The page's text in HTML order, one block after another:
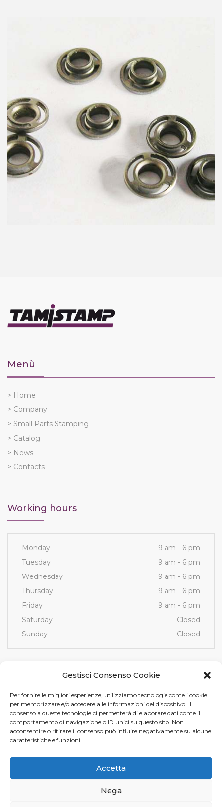
Gestisci Consenso Cookie
Per fornire le migliori esperienze, utilizziamo tecnologie come i cookie
per memorizzare e/o accedere alle informazioni del dispositivo. Il
consenso a queste tecnologie ci permetterà di elaborare dati come il
comportamento di navigazione o ID unici su questo sito. Non
acconsentire o ritirare il consenso può influire negativamente su alcune
caratteristiche e funzioni.
Accetta
Nega
Menù
> Home
> Company
> Small Parts Stamping
> Catalog
> News
> Contacts
Working hours
Monday
9 am - 6 pm
Tuesday
9 am - 6 pm
Wednesday
9 am - 6 pm
Thursday
9 am - 6 pm
Friday
9 am - 6 pm
Saturday
Closed
Sunday
Closed
Via Fornace, 3/D - 35036
Montegrotto Terme (PD)
Tel e Fax+39 049 89 12 605
info@tamistamp.com